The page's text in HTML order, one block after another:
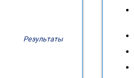
Результаты